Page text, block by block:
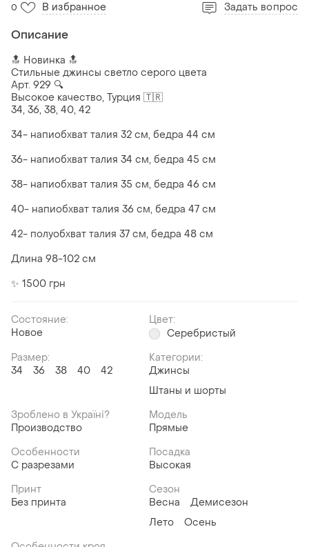
0 В избранное Задать вопрос
Описание
🔝 Новинка 🔝
Стильные джинсы светло серого цвета
Арт. 929 🔍
Высокое качество, Турция 🇹🇷
34, 36, 38, 40, 42
34- напиобхват талия 32 см, бедра 44 см
36- напиобхват талия 34 см, бедра 45 см
38- напиобхват талия 35 см, бедра 46 см
40- напиобхват талия 36 см, бедра 47 см
42- полуобхват талия 37 см, бедра 48 см
Длина 98-102 см
✨ 1500 грн
Состояние:
Новое
Цвет:
Серебристый
Размер:
34
36 38 40 42
Категории:
Джинсы
Штаны и шорты
Зроблено в Україні?
Производство
Модель
Прямые
Особенности
С разрезами
Посадка
Высокая
Принт
Без принта
Сезон
Весна
Демисезон
Лето
Осень